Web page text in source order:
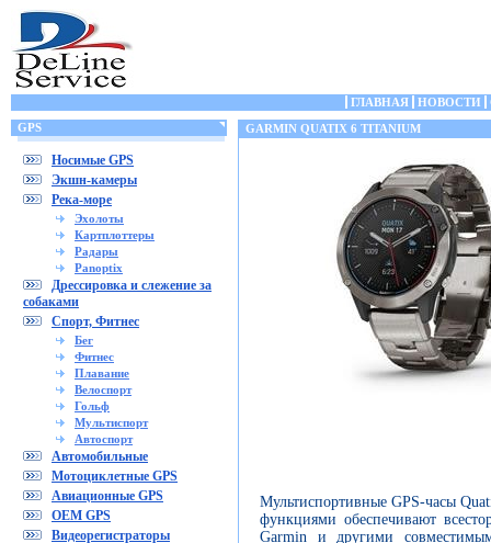
ГЛАВНАЯ НОВОСТИ
GPS
Носимые GPS
Экшн-камеры
Река-море
Эхолоты
Картплоттеры
Радары
Panoptix
Дрессировка и слежение за
собаками
Спорт, Фитнес
Бег
Фитнес
Плавание
Велоспорт
Гольф
Мультиспорт
Автоспорт
Автомобильные
Мотоциклетные GPS
Авиационные GPS
OEM GPS
Видеорегистраторы
GARMIN QUATIX 6 TITANIUM
Мультиспортивные GPS-часы
функциями обеспечивают
Garmin и другими